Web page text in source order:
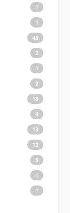
1
1
45
2
1
2
18
4
13
12
5
1
1